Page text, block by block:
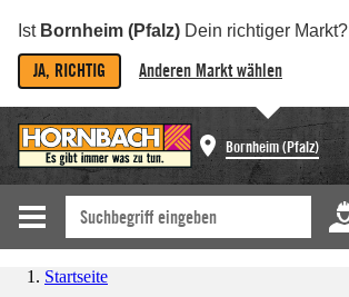
Ist Bornheim (Pfalz) Dein richtiger Markt?
JA, RICHTIG Anderen Markt wählen
Bornheim (Pfalz)
Startseite